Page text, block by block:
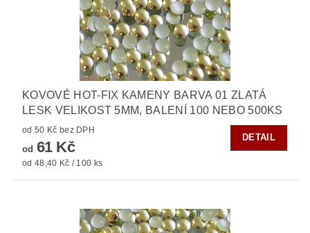
KOVOVÉ HOT-FIX KAMENY BARVA 01 ZLATÁ
LESK VELIKOST 5MM, BALENÍ 100 NEBO 500KS
od 50 Kč bez DPH
od 61 Kč
od 48,40 Kč / 100 ks
DETAIL